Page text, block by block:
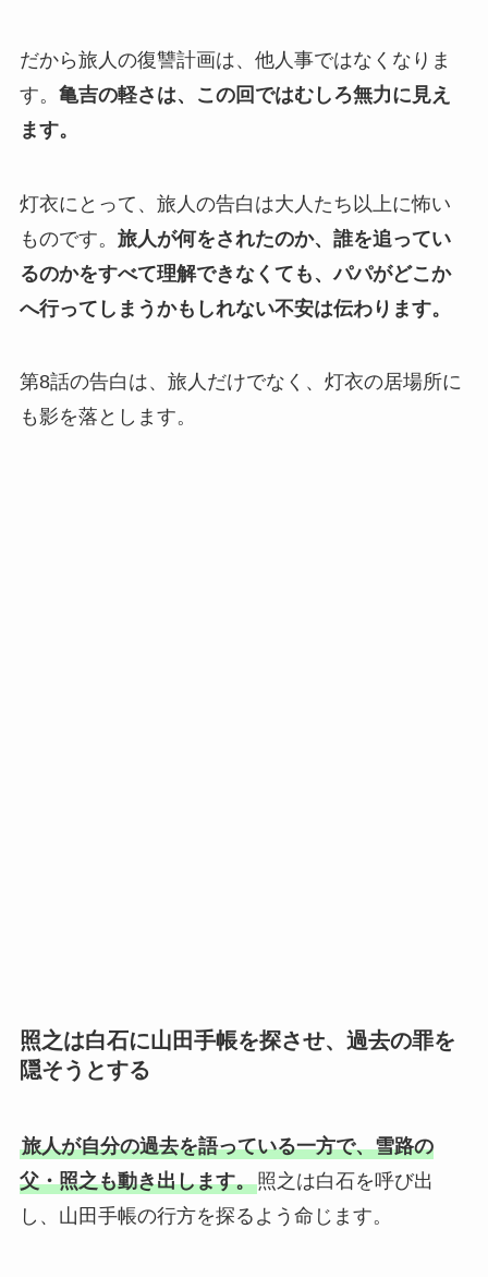
だから旅人の復讐計画は、他人事ではなくなりま
す。 亀吉の軽さは、この回ではむしろ無力に見え
ます。
灯衣にとって、旅人の告白は大人たち以上に怖い
ものです。 旅人が何をされたのか、誰を追ってい
るのかをすべて理解できなくても、パパがどこか
へ行ってしまうかもしれない不安は伝わります。
第8話の告白は、旅人だけでなく、灯衣の居場所に
も影を落とします。
照之は白石に山田手帳を探させ、過去の罪を
隠そうとする
旅人が自分の過去を語っている一方で、雪路の
父・照之も動き出します。照之は白石を呼び出
し、山田手帳の行方を探るよう命じます。